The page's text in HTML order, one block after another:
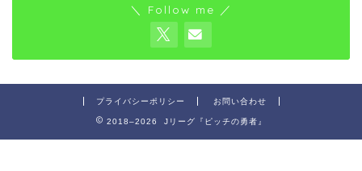
＼ Follow me ／
プライバシーポリシー お問い合わせ
2018–2026 Jリーグ『ピッチの勇者』